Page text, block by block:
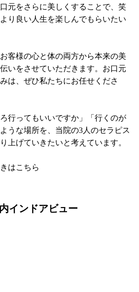
元をさらに美しくすることで、笑
り良い人生を楽しんでもらいたい
客様の心と体の両方から本来の美
いをさせていただきます。お口元
は、ぜひ私たちにお任せくださ
行ってもいいですか」「行くのが
うな場所を、当院の3人のセラピス
上げていきたいと考えています。
はこちら
インドアビュー